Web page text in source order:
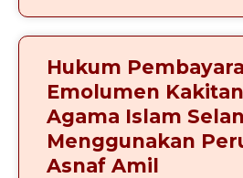
Hukum
Emolumen
Agama Islam
Menggunakan
Asnaf Amil